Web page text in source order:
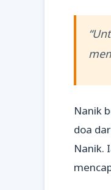
Nanik
doa
Nanik.